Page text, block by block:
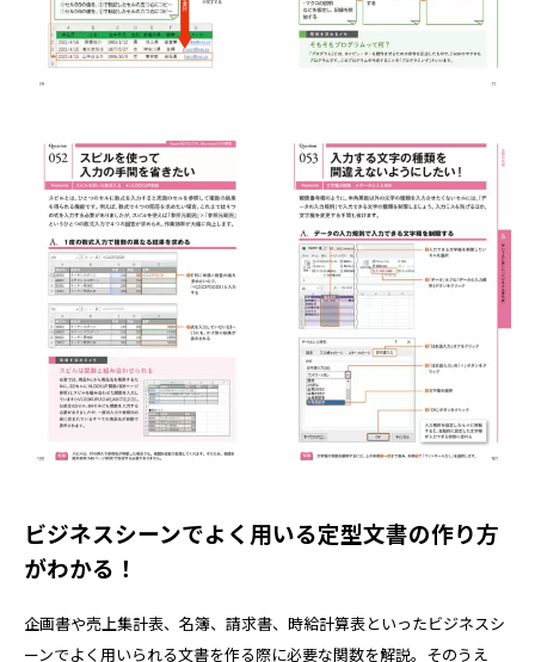
ビジネスシーンでよく用いる定型文書の作り方
がわかる！
企画書や売上集計表、名簿、請求書、時給計算表といったビジネスシ
ーンでよく用いられる文書を作る際に必要な関数を解説。そのうえ